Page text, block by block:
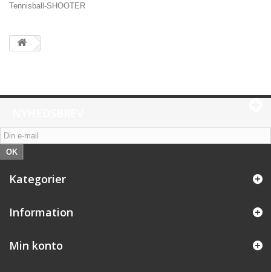
Tennisball-SHOOTER
OK
Kategorier
Information
Min konto